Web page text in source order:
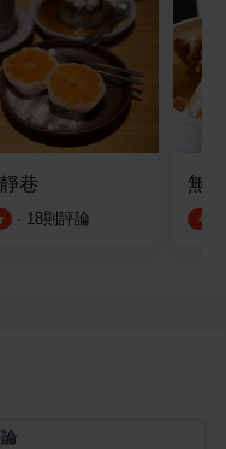
巷
· 18則評論
無
4.7